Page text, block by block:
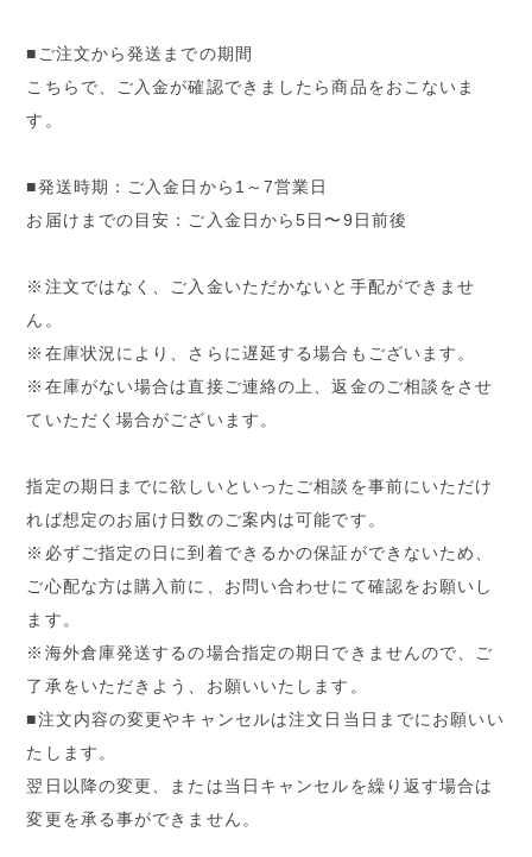
■ご注文から発送までの期間
こちらで、ご入金が確認できましたら商品をおこないま
す。
■発送時期：ご入金日から1～7営業日
お届けまでの目安：ご入金日から5日〜9日前後
※注文ではなく、ご入金いただかないと手配ができませ
ん。
※在庫状況により、さらに遅延する場合もございます。
※在庫がない場合は直接ご連絡の上、返金のご相談をさせ
ていただく場合がございます。
指定の期日までに欲しいといったご相談を事前にいただけ
れば想定のお届け日数のご案内は可能です。
※必ずご指定の日に到着できるかの保証ができないため、
ご心配な方は購入前に、お問い合わせにて確認をお願いし
ます。
※海外倉庫発送するの場合指定の期日できませんので、ご
了承をいただきよう、お願いいたします。
■注文内容の変更やキャンセルは注文日当日までにお願いい
たします。
翌日以降の変更、または当日キャンセルを繰り返す場合は
変更を承る事ができません。